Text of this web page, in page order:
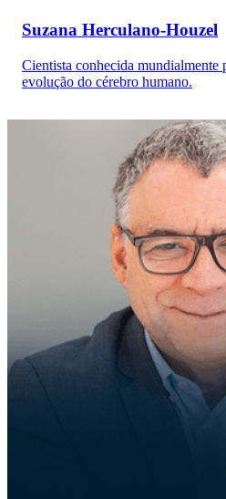
Suzana Herculano-Houzel
Cientista conhecida mundialmente
evolução do cérebro humano.